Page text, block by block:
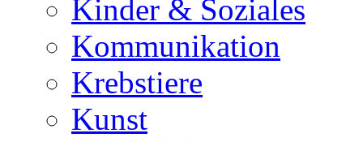
Kinder & Soziales
Kommunikation
Krebstiere
Kunst